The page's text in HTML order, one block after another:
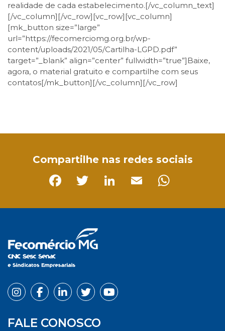
realidade de cada estabelecimento.[/vc_column_text]
[/vc_column][/vc_row][vc_row][vc_column]
[mk_button size=”large”
url=”https://fecomerciomg.org.br/wp-
content/uploads/2021/05/Cartilha-LGPD.pdf”
target=”_blank” align=”center” fullwidth=”true”]Baixe,
agora, o material gratuito e compartilhe com seus
contatos[/mk_button][/vc_column][/vc_row]
Compartilhe nas redes sociais
FALE CONOSCO